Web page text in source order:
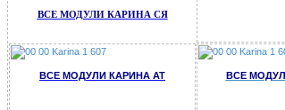
ВСЕ МОДУЛИ КАРИНА СЯ
ВСЕ МОДУЛИ КАРИНА АТ ВСЕ